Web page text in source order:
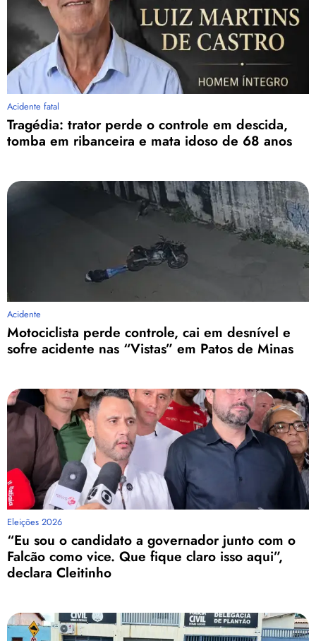
Acidente fatal
Tragédia: trator perde o controle em descida,
tomba em ribanceira e mata idoso de 68 anos
Acidente
Motociclista perde controle, cai em desnível e
sofre acidente nas “Vistas” em Patos de Minas
Eleições 2026
“Eu sou o candidato a governador junto com o
Falcão como vice. Que fique claro isso aqui”,
declara Cleitinho